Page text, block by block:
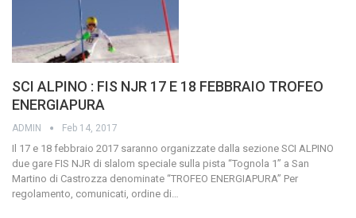
SCI ALPINO : FIS NJR 17 E 18 FEBBRAIO TROFEO
ENERGIAPURA
ADMIN Feb 14, 2017
Il 17 e 18 febbraio 2017 saranno organizzate dalla sezione SCI ALPINO
due gare FIS NJR di slalom speciale sulla pista “Tognola 1” a San
Martino di Castrozza denominate “TROFEO ENERGIAPURA” Per
regolamento, comunicati, ordine di